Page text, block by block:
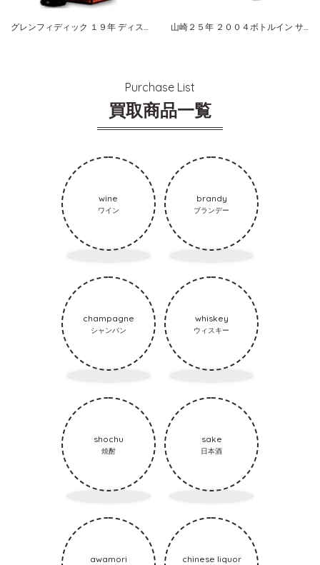
グレンフィディック １９年 ディスカバリー レッドワインカスク 山崎２５年 ２００４ボトルイン サントリー シングルモルト
Purchase List
買取商品一覧
wine
ワイン
brandy
ブランデー
champagne
シャンパン
whiskey
ウィスキー
shochu
焼酎
sake
日本酒
awamori chinese liquor